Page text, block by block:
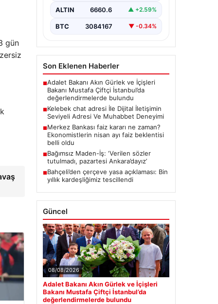
gün
Günümüzde çeşitli…
ALTIN 6660.6 ▲ +2.59%
BTC 3084167 ▼ -0.34%
Son Eklenen Haberler
■Adalet Bakanı Akın Gürlek ve İçişleri
Bakanı Mustafa Çiftçi İstanbul’da
değerlendirmelerde bulundu
■Kelebek chat adresi İle Dijital İletişimin
Seviyeli Adresi Ve Muhabbet Deneyimi
■Merkez Bankası faiz kararı ne zaman?
Ekonomistlerin nisan ayı faiz beklentisi
belli oldu
■Bağımsız Maden-İş: ‘Verilen sözler
tutulmadı, pazartesi Ankara’dayız’
■Bahçeli’den çerçeve yasa açıklaması: Bin
yıllık kardeşliğimiz tescillendi
Güncel
08/08/2026
Adalet Bakanı Akın Gürlek ve İçişleri
Bakanı Mustafa Çiftçi İstanbul’da
değerlendirmelerde bulundu